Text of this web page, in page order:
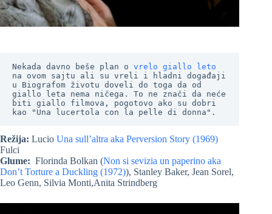
Nekada davno beše plan o vrelo giallo leto
na ovom sajtu ali su vreli i hladni događaji
u Biografom životu doveli do toga da od
giallo leta nema ničega. To ne znači da neće
biti giallo filmova, pogotovo ako su dobri
kao "Una lucertola con la pelle di donna".
Režija: Lucio Una sull’altra aka Perversion Story (1969)
Fulci
Glume: Florinda Bolkan (Non si sevizia un paperino aka
Don’t Torture a Duckling (1972)), Stanley Baker, Jean Sorel,
Leo Genn, Silvia Monti,Anita Strindberg